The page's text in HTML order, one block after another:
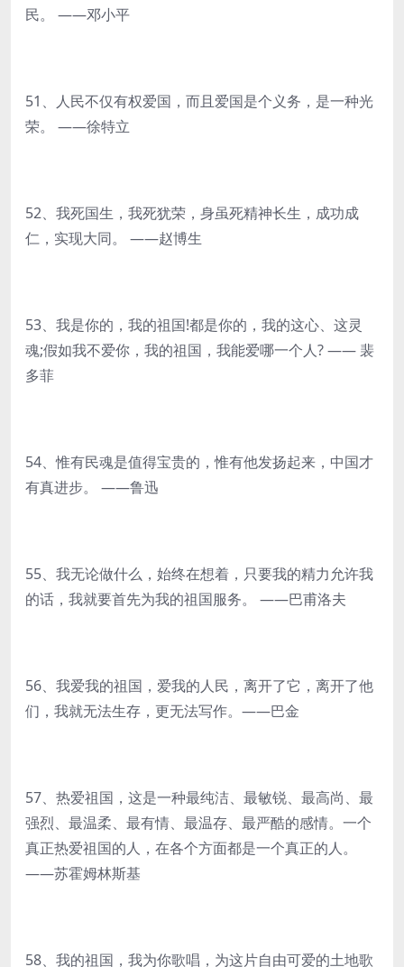
民。 ——邓小平
51、人民不仅有权爱国，而且爱国是个义务，是一种光
荣。 ——徐特立
52、我死国生，我死犹荣，身虽死精神长生，成功成
仁，实现大同。 ——赵博生
53、我是你的，我的祖国!都是你的，我的这心、这灵
魂;假如我不爱你，我的祖国，我能爱哪一个人? —— 裴
多菲
54、惟有民魂是值得宝贵的，惟有他发扬起来，中国才
有真进步。 ——鲁迅
55、我无论做什么，始终在想着，只要我的精力允许我
的话，我就要首先为我的祖国服务。 ——巴甫洛夫
56、我爱我的祖国，爱我的人民，离开了它，离开了他
们，我就无法生存，更无法写作。——巴金
57、热爱祖国，这是一种最纯洁、最敏锐、最高尚、最
强烈、最温柔、最有情、最温存、最严酷的感情。一个
真正热爱祖国的人，在各个方面都是一个真正的人。
——苏霍姆林斯基
58、我的祖国，我为你歌唱，为这片自由可爱的土地歌